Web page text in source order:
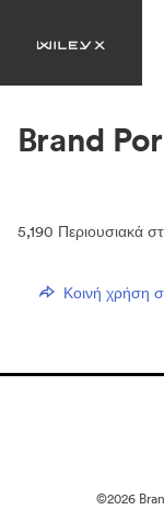
Brand
5,190 Περιουσιακά
Κοινή χρήση
©2026